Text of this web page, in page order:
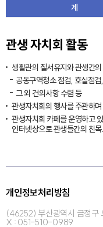
계
관생 자치회 활동
생활관의 질서유지와 관생간
공동구역청소 점검, 호실점
그 외 건의사항 수렴 등
관생자치회의 행사를 주관하
관생자치회 카페를 운영하고
인터넷상으로 관생들간의 친
개인정보처리방침
(46252) 부산광역시 금정구
X : 051-510-0989